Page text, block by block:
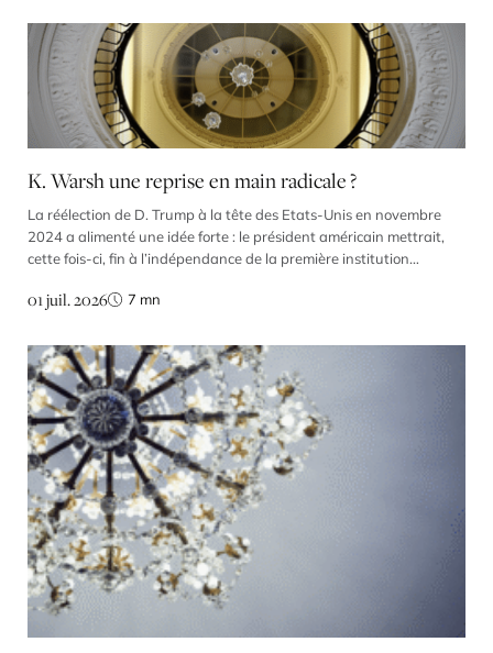
K. Warsh une reprise en main radicale ?
La réélection de D. Trump à la tête des Etats-Unis en novembre
2024 a alimenté une idée forte : le président américain mettrait,
cette fois-ci, fin à l’indépendance de la première institution
la Fed et ses attaques répétées contre plusieurs de ses membres
01 juil. 2026 7 mn